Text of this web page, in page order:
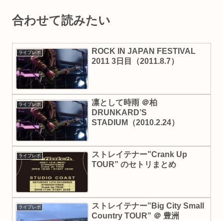
合わせて読みたい
ライブレポ
ROCK IN JAPAN FESTIVAL
2011 3日目（2011.8.7）
ライブレポ
凛として時雨 ＠柏
DRUNKARD’S
STADIUM（2010.2.24）
ライブレポ
ストレイテナー”Crank Up
TOUR” のセトリまとめ
ライブレポ
ストレイテナー”Big City Small
Country TOUR” ＠ 豊洲